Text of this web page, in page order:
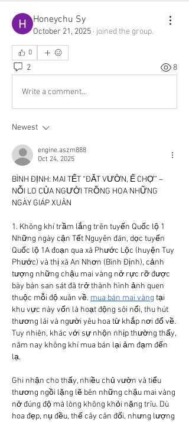
Honeychu Sy
October 21, 2025 · joined the group.
0
2 8
Write a comment...
Newest
engine.aszm888
Oct 24, 2025
BÌNH ĐỊNH: MAI TẾT “ĐẮT VƯỜN, Ế CHỢ” –
NỖI LO CỦA NGƯỜI TRỒNG HOA NHỮNG
NGÀY GIÁP XUÂN
1. Không khí trầm lắng trên tuyến Quốc lộ 1
Những ngày cận Tết Nguyên đán, dọc tuyến
Quốc lộ 1A đoạn qua xã Phước Lộc (huyện Tuy
Phước) và thị xã An Nhơn (Bình Định), cảnh
tượng những chậu mai vàng nở rực rỡ được
bày bán san sát đã trở thành hình ảnh quen
thuộc mỗi độ xuân về. mua bán mai vàng tại
khu vực này vốn là hoạt động sôi nổi, thu hút
thương lái và người yêu hoa từ khắp nơi đổ về.
Tuy nhiên, khác với sự nhộn nhịp thường thấy,
năm nay không khí mua bán lại ảm đạm đến
lạ.
Ghi nhận cho thấy, nhiều chủ vườn và tiểu
thương ngồi lặng lẽ bên những chậu mai vàng
nở đúng độ mà lòng không khỏi nặng trĩu. Dù
hoa đẹp, nụ đều, thế cây cân đối, nhưng lượng